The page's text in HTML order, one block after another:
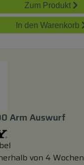
Zum Produkt
In den Warenkorb
Arm Auswurf
von 4 Wochen